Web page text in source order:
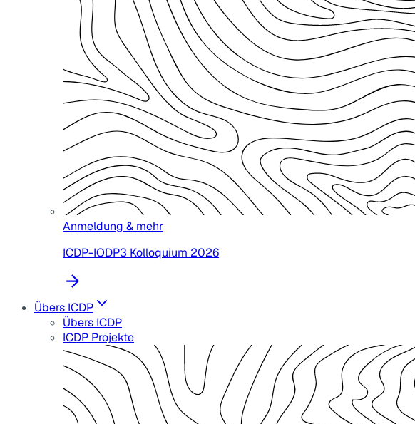
Anmeldung & mehr
ICDP-IODP3 Kolloquium 2026
Übers ICDP
Übers ICDP
ICDP Projekte